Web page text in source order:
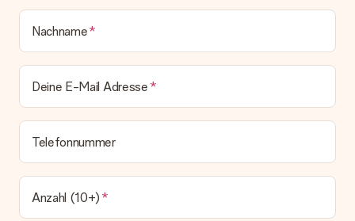
Nachname
Deine E-Mail Adresse
Telefonnummer
Anzahl (10+)